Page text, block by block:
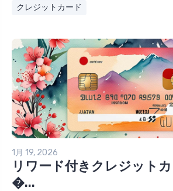
クレジットカード
1月 19, 2026
リワード付きクレジット
�...